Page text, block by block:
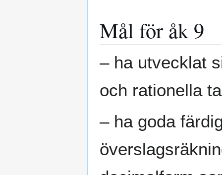
Mål för åk 9
– ha utvecklat
och rationella
– ha goda